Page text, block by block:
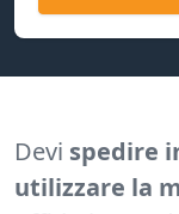
Devi spedire
utilizzare la